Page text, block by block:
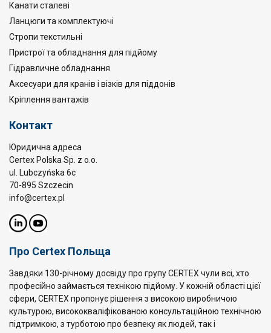
Канати сталеві
Ланцюги та комплектуючі
Стропи текстильні
Пристрої та обладнання для підйому
Гідравличне обладнання
Аксесуари для кранів і візків для піддонів
Кріплення вантажів
Контакт
Юридична адреса
Certex Polska Sp. z o.o.
ul. Lubczyńska 6c
70-895 Szczecin
info@certex.pl
Про Certex Польща
Завдяки 130-річному досвіду про групу CERTEX чули всі, хто
професійно займається технікою підйому. У кожній області цієї
сфери, CERTEX пропонує рішення з високою виробничою
культурою, висококваліфікованою консультаційною технічною
підтримкою, з турботою про безпеку як людей, так і